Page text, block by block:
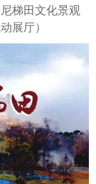
梯田文化景观
展厅）